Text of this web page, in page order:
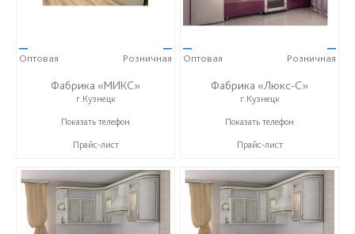
—
Оптовая
—
Розничная
Фабрика «МИКС»
г.Кузнецк
+7 (937) 423-36-37
Показать телефон
Прайс-лист
—
Оптовая
—
Розничная
Фабрика «Люкс-С»
г.Кузнецк
+ 7 (999) 748-11-11
Показать телефон
Прайс-лист